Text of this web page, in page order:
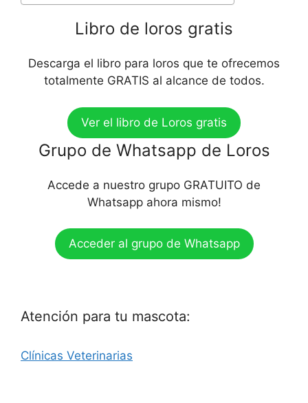
Libro de loros gratis
Descarga el libro para loros que te ofrecemos
totalmente GRATIS al alcance de todos.
Ver el libro de Loros gratis
Grupo de Whatsapp de Loros
Accede a nuestro grupo GRATUITO de
Whatsapp ahora mismo!
Acceder al grupo de Whatsapp
Atención para tu mascota:
Clínicas Veterinarias